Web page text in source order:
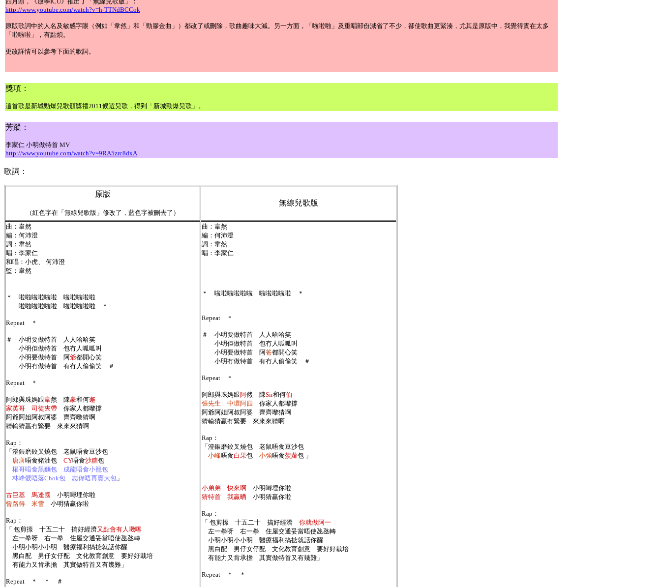
http://www.youtube.com/watch?v=h-TTNdBCCok
原版歌詞中的人名及敏感字眼（例如「韋然」和「勁膠金曲」）都改了或刪除，歌曲趣味大減。另一方面，「啦啦啦」及重唱部份減省了不少，卻使歌曲更緊湊，尤其是原版中，我覺得實在太多
「啦啦啦」，有點煩。
更改詳情可以參考下面的歌詞。
獎項：
這首歌是新城勁爆兒歌頒獎禮2011候選兒歌，得到「新城勁爆兒歌」。
芳蹤：
李家仁 小明做特首 MV
http://www.youtube.com/watch?v=9RA5zrc8dxA
歌詞：
原版
（紅色字在「無線兒歌版」修改了，藍色字被刪去了）
無線兒歌版
曲：韋然
編：何沛澄
詞：韋然
唱：李家仁
和唱：小虎、 何沛澄
監：韋然
＊ 啦啦啦啦啦啦 啦啦啦啦啦
啦啦啦啦啦啦 啦啦啦啦啦 ＊
Repeat ＊
＃ 小明要做特首 人人哈哈笑
小明佢做特首 包冇人呱呱叫
小明要做特首 阿爺都開心笑
小明冇做特首 有冇人偷偷笑 ＃
Repeat ＊
阿郎與珠媽跟韋然 陳豪和何邂
家英哥 司徒夾帶 你家人都嚟撐
阿爺阿姐阿叔阿婆 齊齊嚟猜啊
猜輸猜贏冇緊要 來來來猜啊
Rap：
「澄鋹磨鉸叉燒包 老鼠唔食豆沙包
唐唐唔食豬油包 CY唔食沙糖包
權哥唔食黑麵包 成龍唔食小籠包
林峰骾唔落Chok包 志偉唔再賣大包 」
古巨基 馬逢國
小明噚埋你啦
曾路得 米雪 小明猜贏你啦
Rap：
「 包剪揼 十五二十 搞好經濟又點會有人嘰噻
左一拳呀 右一拳 住屋交通妥當唔使氹氹轉
小明小明小小明 醫療福利搞掂就話你醒
黑白配 男仔女仔配 文化教育創意 要好好栽培
有能力又肯承擔 其實做特首又有幾難」
Repeat ＊ ＊ ＃
曲：韋然
編：何沛澄
詞：韋然
唱：李家仁
＊ 啦啦啦啦啦啦 啦啦啦啦啦 ＊
Repeat ＊
＃ 小明要做特首 人人哈哈笑
小明佢做特首 包冇人呱呱叫
小明要做特首 阿爸都開心笑
小明冇做特首 有冇人偷偷笑 ＃
Repeat ＊
阿郎與珠媽跟阿然 陳Sir和何伯
張先生 中環阿四 你家人都嚟撐
阿爺阿姐阿叔阿婆 齊齊嚟猜啊
猜輸猜贏冇緊要 來來來猜啊
Rap：
「澄鋹磨鉸叉燒包 老鼠唔食豆沙包
小峰唔食白果包 小強唔食菠蘿包 」
小弟弟 快來啊 小明噚埋你啦
猜特首 我贏晒 小明猜贏你啦
Rap：
「 包剪揼 十五二十 搞好經濟 你就做阿一
左一拳呀 右一拳 住屋交通妥當唔使氹氹轉
小明小明小小明 醫療福利搞掂就話你醒
黑白配 男仔女仔配 文化教育創意 要好好栽培
有能力又肯承擔 其實做特首又有幾難」
Repeat ＊ ＊